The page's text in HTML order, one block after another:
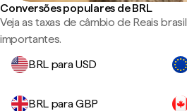
Conversões populares de BRL
Veja as taxas de câmbio de Reais
importantes.
BRL para USD
BRL para GBP